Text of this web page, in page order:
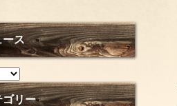
ース
ゴリー